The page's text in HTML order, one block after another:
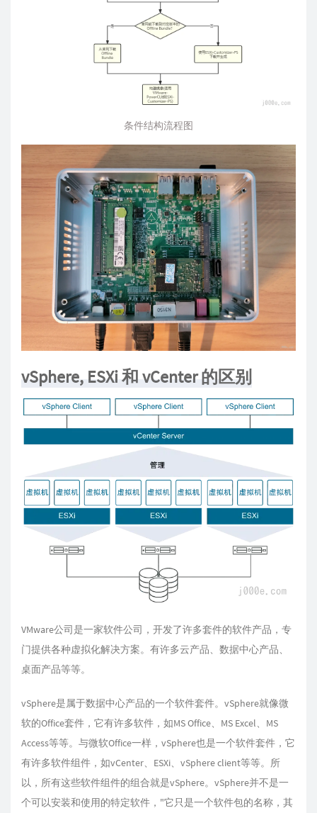
条件结构流程图
vSphere, ESXi 和 vCenter 的区别
VMware公司是一家软件公司，开发了许多套件的软件产品，专
门提供各种虚拟化解决方案。有许多云产品、数据中心产品、
桌面产品等等。
vSphere是属于数据中心产品的一个软件套件。vSphere就像微
软的Office套件，它有许多软件，如MS Office、MS Excel、MS
Access等等。与微软Office一样，vSphere也是一个软件套件，它
有许多软件组件，如vCenter、ESXi、vSphere client等等。所
以，所有这些软件组件的组合就是vSphere。vSphere并不是一
个可以安装和使用的特定软件，"它只是一个软件包的名称，其